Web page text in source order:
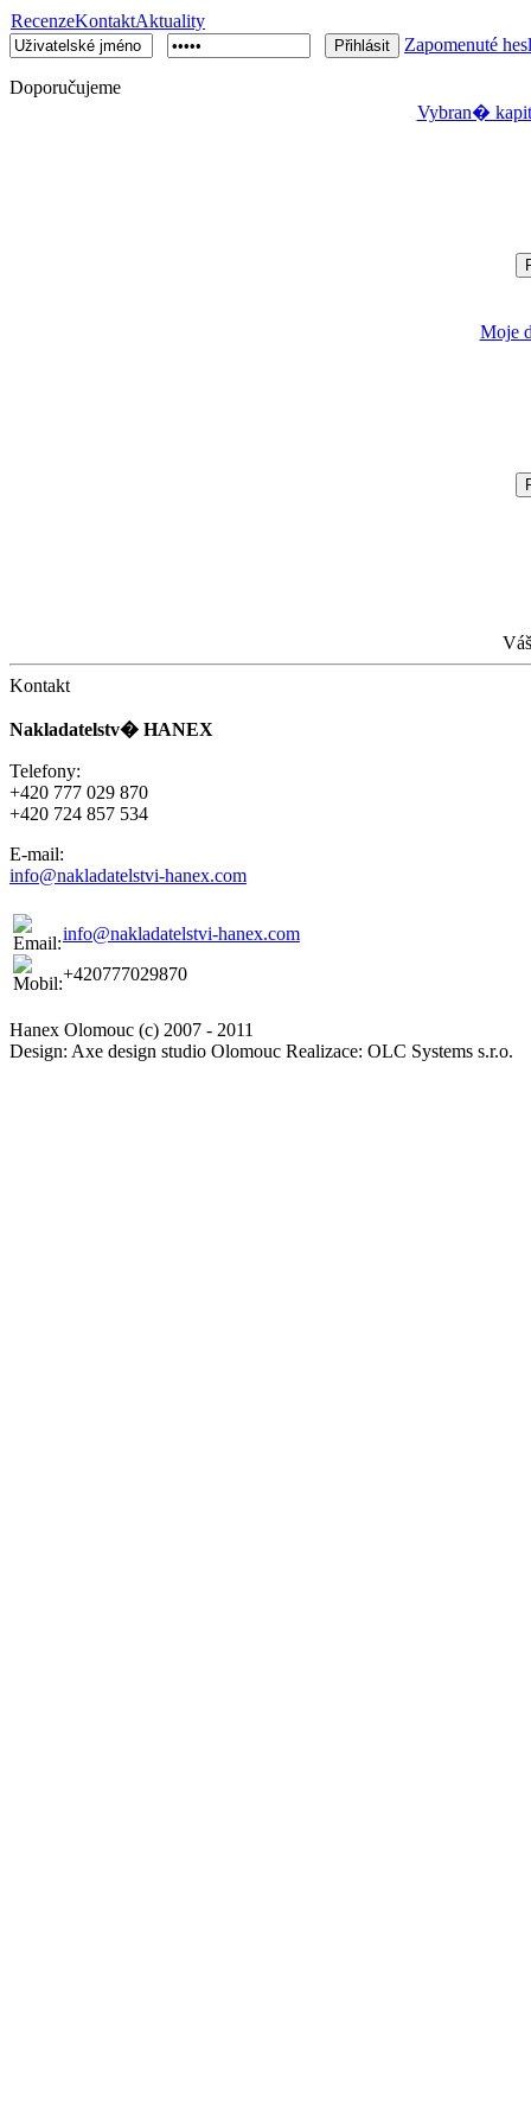
RecenzeKontaktAktuality
Zapomenuté
Doporučujeme
Vybran�
Moje
Kontakt
Nakladatelstv� HANEX
Telefony:
+420 777 029 870
+420 724 857 534
E-mail:
info@nakladatelstvi-hanex.com
info@nakladatelstvi-hanex.com
+420777029870
Hanex Olomouc (c) 2007 - 2011
Design: Axe design studio Olomouc Realizace: OLC Systems s.r.o.